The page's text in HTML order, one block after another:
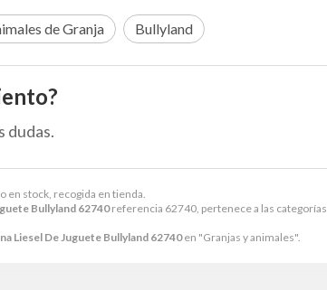
en stock, recogida en tienda.
Bullyland 62740referencia 62740, pertenece a las categorías
Liesel De Juguete Bullyland 62740en "Granjas y animales".
de Granja Bullyland
dudas.